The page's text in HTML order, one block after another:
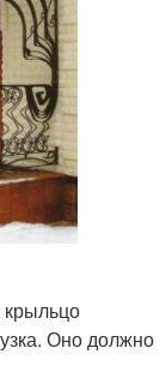
Оно должно